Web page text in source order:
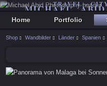
MICHAEL ABID
TRAVEL -
Home Portfolio
Shop Wandbilder Länder Spanien